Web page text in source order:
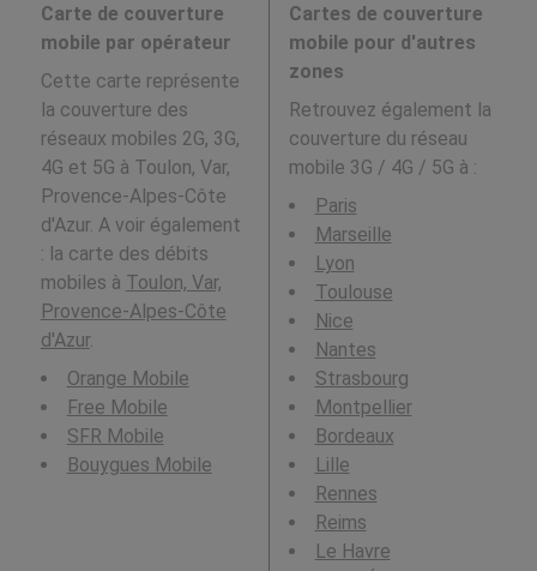
Carte de couverture
mobile par opérateur
Cette carte représente
la couverture des
réseaux mobiles 2G, 3G,
4G et 5G à Toulon, Var,
Provence-Alpes-Côte
d'Azur. A voir également
: la carte des débits
mobiles à Toulon, Var,
Provence-Alpes-Côte
d'Azur.
Orange Mobile
Free Mobile
SFR Mobile
Bouygues Mobile
Cartes de couverture
mobile pour d'autres
zones
Retrouvez également la
couverture du réseau
mobile 3G / 4G / 5G à :
Paris
Marseille
Lyon
Toulouse
Nice
Nantes
Strasbourg
Montpellier
Bordeaux
Lille
Rennes
Reims
Le Havre